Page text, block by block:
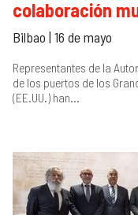
colaboración
Bilbao | 16 de mayo
Representantes de la
de los puertos de los
(EE.UU.) han...